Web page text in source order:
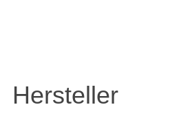
Hersteller